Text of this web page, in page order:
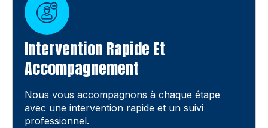
Intervention Rapide Et
Accompagnement
Nous vous accompagnons à chaque étape
avec une intervention rapide et un suivi
professionnel.